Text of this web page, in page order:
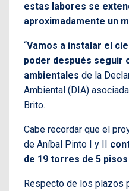
estas labores se
aproximadamente un
“Vamos a instalar el
poder después seguir
ambientales de la
Ambiental (DIA)
Brito.
Cabe recordar que el
de Aníbal Pinto I y II
de 19 torres de 5
Respecto de los plazos